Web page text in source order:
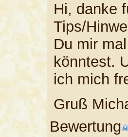
Hi, danke
Tips/
Du mir
könntest.
ich mich
Gruß
Bewertung